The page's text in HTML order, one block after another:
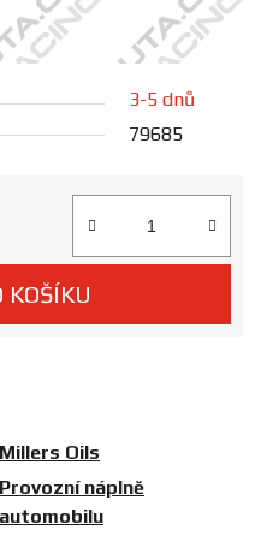
3-5 dnů
79685
KOŠÍKU
Millers Oils
Provozní náplně
automobilu